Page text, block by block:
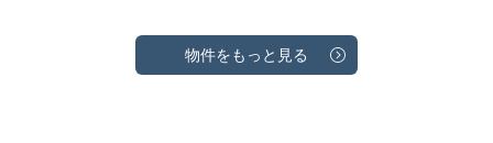
物件をもっと見る